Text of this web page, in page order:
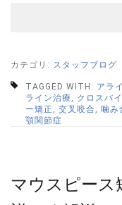
カテゴリ: スタッフブログ
TAGGED WITH: アラ
ライン治療
クロスバイ
ー矯正
交叉咬合 噛み
顎関節症
マウスピース